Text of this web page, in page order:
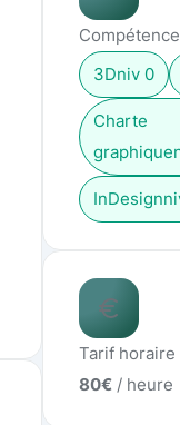
3Dniv 0
Charte
graphique
InDesign
Tarif horaire
80€/ heure